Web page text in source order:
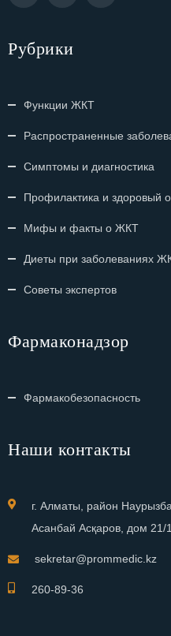
Рубрики
Функции ЖКТ
Распространенные
Симптомы и диагностика
Профилактика и здоровый
Мифы и факты о ЖКТ
Диеты при заболеваниях
Советы экспертов
Фармаконадзор
Фармакобезопасность
Наши контакты
г. Алматы, район
Асанбай Асқаров, дом 21/
sekretar@prommedic.kz
260-89-36